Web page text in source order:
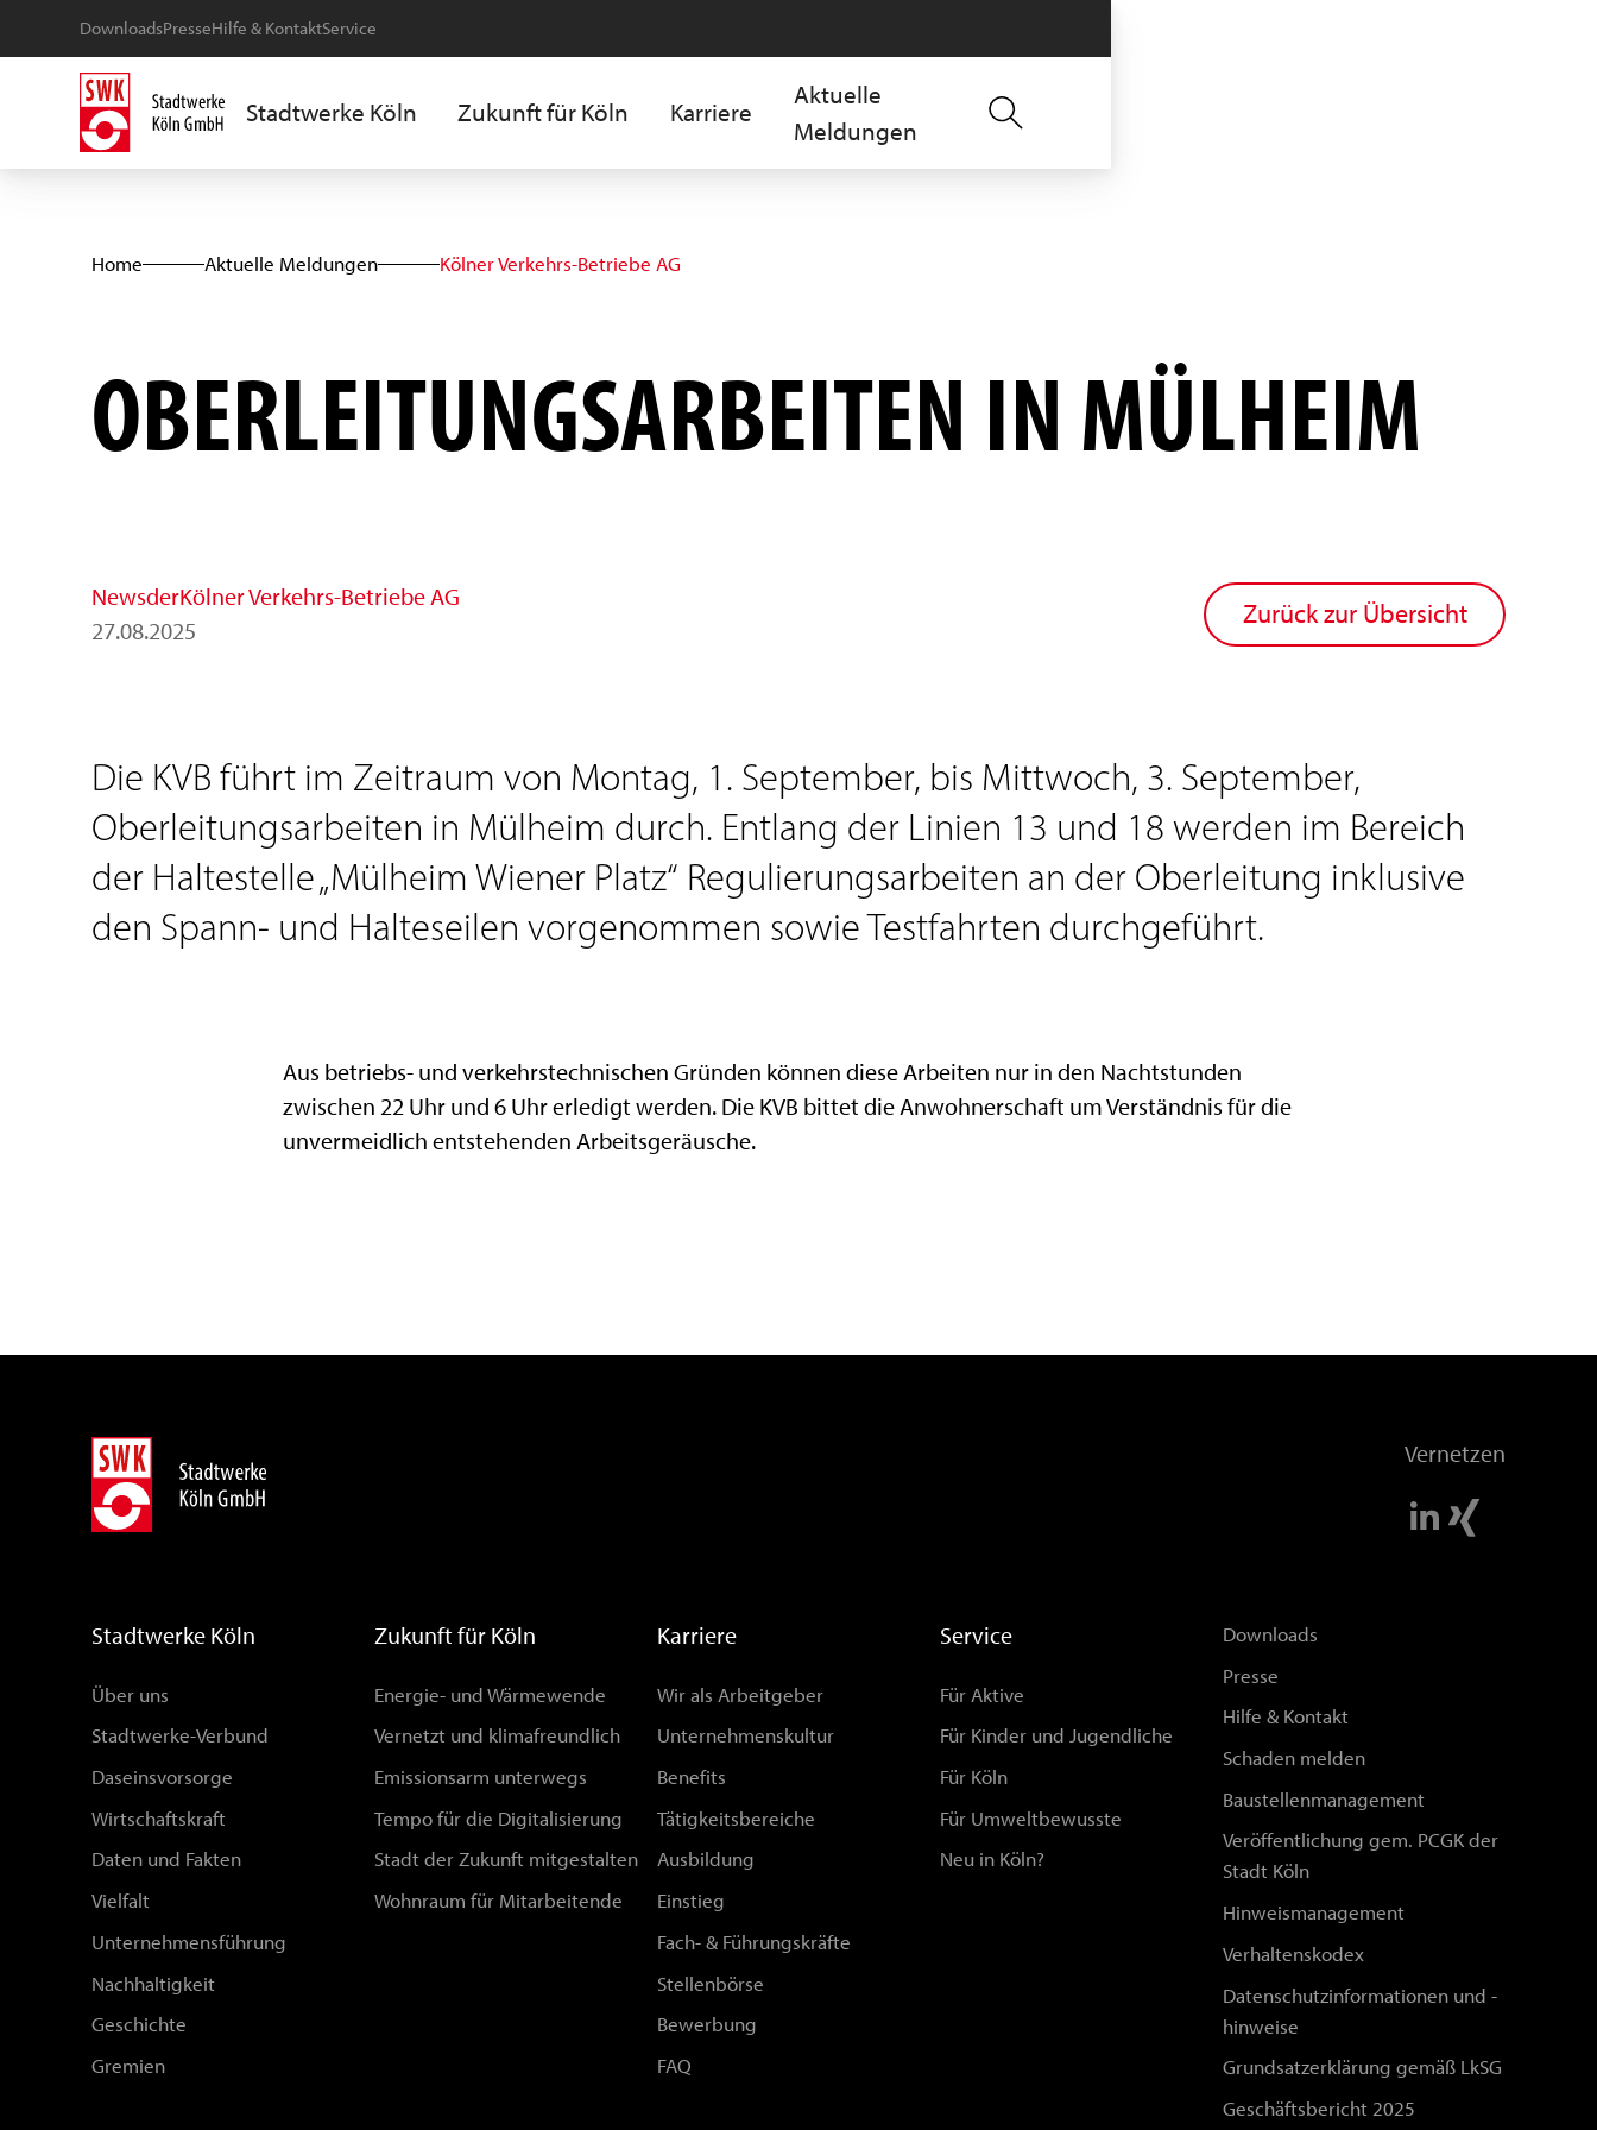
DownloadsPresseHilfe & KontaktService
Stadtwerke Köln Zukunft für Köln Karriere
Aktuelle
Meldungen
Home Aktuelle Meldungen Kölner Verkehrs-Betriebe AG
OBERLEITUNGSARBEITEN IN MÜLHEIM
NewsderKölner Verkehrs-Betriebe AG
27.08.2025
Zurück zur Übersicht
Die KVB führt im Zeitraum von Montag, 1. September, bis Mittwoch, 3. September,
Oberleitungsarbeiten in Mülheim durch. Entlang der Linien 13 und 18 werden im Bereich
der Haltestelle „Mülheim Wiener Platz“ Regulierungsarbeiten an der Oberleitung inklusive
den Spann- und Halteseilen vorgenommen sowie Testfahrten durchgeführt.
Aus betriebs- und verkehrstechnischen Gründen können diese Arbeiten nur in den Nachtstunden
zwischen 22 Uhr und 6 Uhr erledigt werden. Die KVB bittet die Anwohnerschaft um Verständnis für die
unvermeidlich entstehenden Arbeitsgeräusche.
Vernetzen
Stadtwerke Köln
Über uns
Stadtwerke-Verbund
Daseinsvorsorge
Wirtschaftskraft
Daten und Fakten
Vielfalt
Unternehmensführung
Nachhaltigkeit
Geschichte
Gremien
Zukunft für Köln
Energie- und Wärmewende
Vernetzt und klimafreundlich
Emissionsarm unterwegs
Tempo für die Digitalisierung
Stadt der Zukunft mitgestalten
Wohnraum für Mitarbeitende
Karriere
Wir als Arbeitgeber
Unternehmenskultur
Benefits
Tätigkeitsbereiche
Ausbildung
Einstieg
Fach- & Führungskräfte
Stellenbörse
Bewerbung
FAQ
Service
Für Aktive
Für Kinder und Jugendliche
Für Köln
Für Umweltbewusste
Neu in Köln?
Downloads
Presse
Hilfe & Kontakt
Schaden melden
Baustellenmanagement
Veröffentlichung gem. PCGK der
Stadt Köln
Hinweismanagement
Verhaltenskodex
Datenschutzinformationen und -
hinweise
Grundsatzerklärung gemäß LkSG
Geschäftsbericht 2025